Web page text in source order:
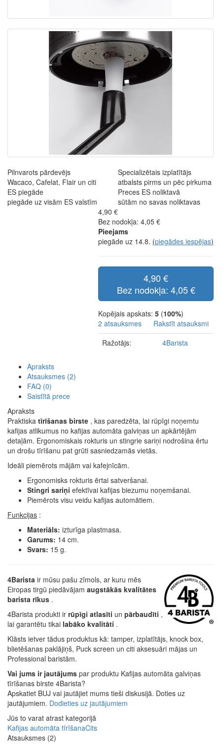
Pilnvarots pārdevējs
Wacaco, Cafelat, Flair un citi
Specializētais izplatītājs
atbalsts pirms un pēc pirkuma
ES piegāde
piegāde uz visām ES valstīm
Preces ES noliktavā
sūtām no savas noliktavas
4,90 €
Bez nodokļa: 4,05 €
Pieejams
piegāde uz 14.8. (piegādes iespējas)
4,90 €
Bez nodokļa: 4,05 €
Kopējais apskats: 5 (100%)
2 atsauksmes
Rakstīt atsauksmi
Ražotājs:
4Barista
Apraksts
Atsauksmes (2)
FAQ (0)
Saistītā prece
Apraksts
Praktiska tīrīšanas birste , kas paredzēta, lai rūpīgi noņemtu
kafijas atlikumus no kafijas automāta galviņas un apkārtējām
detaļām. Ergonomiskais rokturis un stingrie sariņi nodrošina ērtu
un drošu tīrīšanu pat grūti sasniedzamās vietās.
Ideāli piemērots mājām vai kafejnīcām.
Ergonomisks rokturis ērtai satveršanai.
Stingri sariņi efektīvai kafijas biezumu noņemšanai.
Piemērots visu veidu kafijas automātiem.
Funkcijas :
Materiāls: izturīga plastmasa.
Garums: 14 cm.
Svars: 15 g.
4Barista ir mūsu pašu zīmols, ar kuru mēs
Eiropas tirgū piedāvājam augstākās kvalitātes
barista rīkus .
4Barista produkti ir rūpīgi atlasīti un pārbaudīti ,
lai garantētu tikai labāko kvalitāti .
Klāsts ietver tādus produktus kā: tamper, izplatītājs, knock box,
blietēšanas paklājiņš, Puck screen un citi aksesuāri mājas un
Professional baristām.
Vai jums ir jautājums par produktu Kafijas automāta galviņas
tīrīšanas birste 4Barista?
Apskatiet BUJ vai jautājiet mums tieši diskusijā. Doties uz
jautājumiem. Dodieties uz jautājumiem
Jūs to varat atrast kategorijā
Kafijas automāta tīrīšanaCits
Atsauksmes (2)